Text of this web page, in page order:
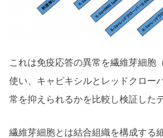
これは免疫応答の異常を繊維芽細胞
使い、キャピキシルとレッドクロー
常を抑えられるかを比較し検証した
繊維芽細胞とは結合組織を構成する